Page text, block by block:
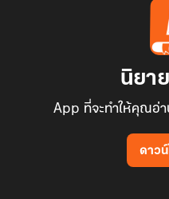
นิยา
App ที่จะทำให้คุณอ่
ดาว